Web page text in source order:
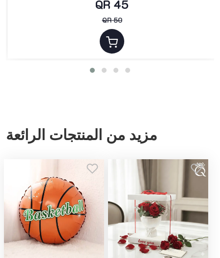
QR 45
QR 50
مزيد من المنتجات الرائعة